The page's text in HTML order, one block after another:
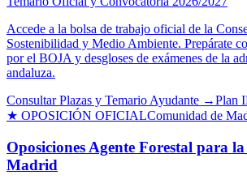
Accede a la bolsa de trabajo oficial de la
Sostenibilidad y Medio Ambiente. Prepárate
por el BOJA y desgloses de exámenes de la
andaluza.
Consultar Plazas y Temario Ayudante →Plan
★ OPOSICIÓN OFICIALComunidad de
Oposiciones Agente Forestal para
Madrid